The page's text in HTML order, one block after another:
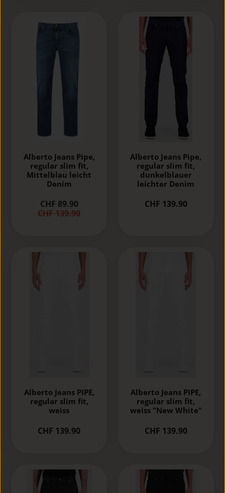
Alberto Jeans Pipe,
regular slim fit,
Mittelblau leicht
Denim
CHF 89.90
CHF 139.90
Alberto Jeans Pipe,
regular slim fit,
dunkelblauer
leichter Denim
CHF 139.90
Alberto Jeans PIPE,
regular slim fit,
weiss
CHF 139.90
Alberto Jeans PIPE,
regular slim fit,
weiss "New White"
CHF 139.90